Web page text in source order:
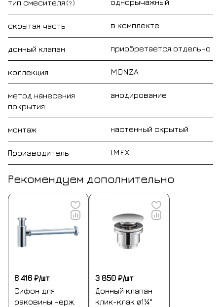
тип смесителя ? однорычажный
скрытая часть в комплекте
донный клапан приобретается отдельно
коллекция MONZA
метод нанесения
покрытия
анодирование
монтаж настенный скрытый
Производитель IMEX
Рекомендуем дополнительно
6 416 ₽/шт
Сифон для
раковины нерж.
3 850 ₽/шт
Донный клапан
клик-клак ø1¼"